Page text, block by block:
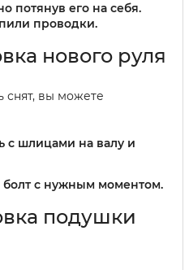
потянув его на себя.
проводки.
нового руля
снят, вы можете
с шлицами на валу и
болт с нужным моментом.
подушки